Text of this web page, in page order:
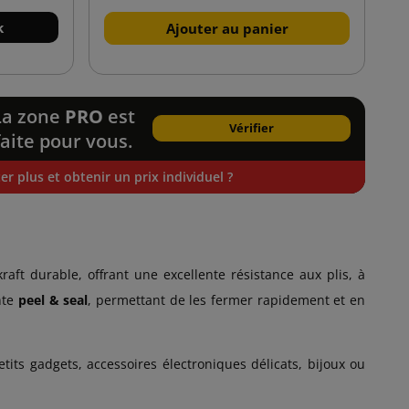
Ajouter au panier
zone PRO est
pour vous.
Vérifier
plus et obtenir un prix individuel ?
durable, offrant une excellente résistance aux plis, à
peel & seal, permettant de les fermer rapidement et en
gadgets, accessoires électroniques délicats, bijoux ou